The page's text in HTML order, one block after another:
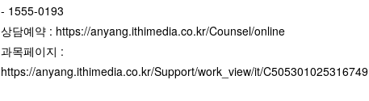
- 1555-0193
상담예약 : https://anyang.ithimedia.co.kr/Counsel/online
과목페이지 :
https://anyang.ithimedia.co.kr/Support/work_view/it/C505301025316749